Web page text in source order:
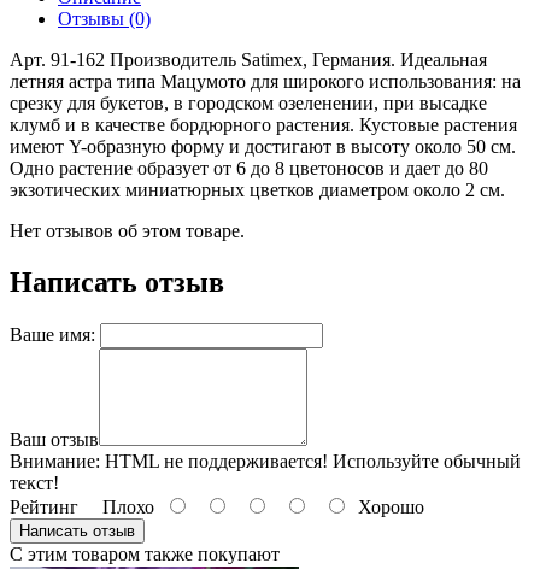
Отзывы (0)
Арт. 91-162 Производитель Satimex, Германия. Идеальная
летняя астра типа Мацумото для широкого использования: на
срезку для букетов, в городском озеленении, при высадке
клумб и в качестве бордюрного растения. Кустовые растения
имеют Y-образную форму и достигают в высоту около 50 см.
Одно растение образует от 6 до 8 цветоносов и дает до 80
экзотических миниатюрных цветков диаметром около 2 см.
Нет отзывов об этом товаре.
Написать отзыв
Ваше имя:
Ваш отзыв
Внимание: HTML не поддерживается! Используйте обычный
текст!
Рейтинг Плохо Хорошо
Написать отзыв
С этим товаром также покупают